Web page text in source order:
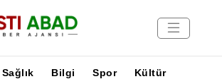
Sağlık Bilgi Spor
Kültür